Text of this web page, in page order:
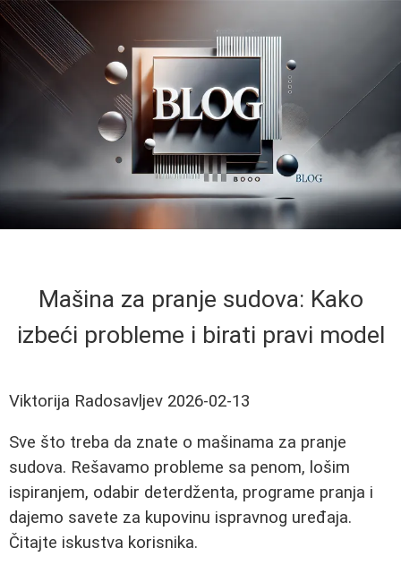
Mašina za pranje sudova: Kako
izbeći probleme i birati pravi model
Viktorija Radosavljev 2026-02-13
Sve što treba da znate o mašinama za pranje
sudova. Rešavamo probleme sa penom, lošim
ispiranjem, odabir deterdženta, programe pranja i
dajemo savete za kupovinu ispravnog uređaja.
Čitajte iskustva korisnika.